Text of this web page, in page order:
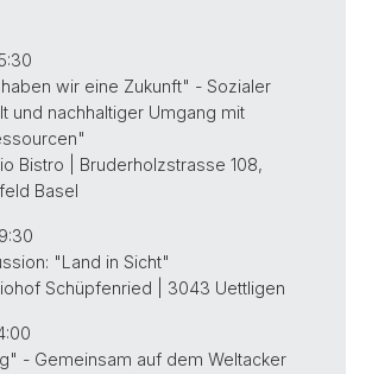
wir eine Zukunft" - Sozialer
und nachhaltiger Umgang mit
Bistro | Bruderholzstrasse 108,
Basel
"Land in Sicht"
Schüpfenried | 3043 Uettligen
- Gemeinsam auf dem Weltacker